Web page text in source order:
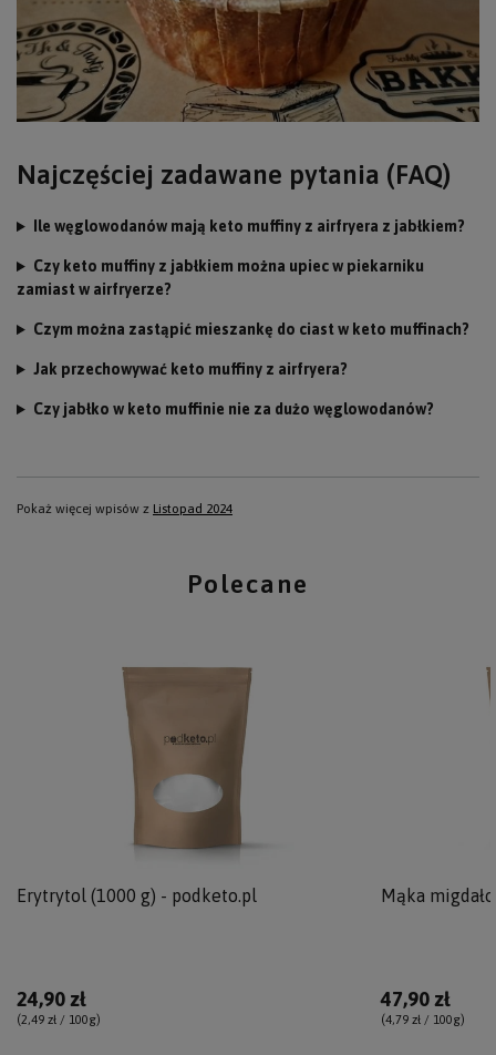
Najczęściej zadawane pytania (FAQ)
Ile węglowodanów mają keto muffiny z airfryera z jabłkiem?
Czy keto muffiny z jabłkiem można upiec w piekarniku
zamiast w airfryerze?
Czym można zastąpić mieszankę do ciast w keto muffinach?
Jak przechowywać keto muffiny z airfryera?
Czy jabłko w keto muffinie nie za dużo węglowodanów?
Pokaż więcej wpisów z Listopad 2024
Polecane
Erytrytol (1000 g) - podketo.pl
24,90 zł
(2,49 zł / 100g)
Mąka
47,90 zł
(4,79 zł / 100g)